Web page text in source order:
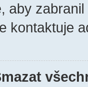
aby
kontaktuje